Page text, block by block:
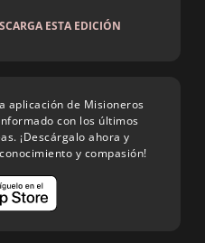
ESTA EDICIÓN
aplicación de Misioneros
con los últimos
¡Descárgalo ahora y
y compasión!